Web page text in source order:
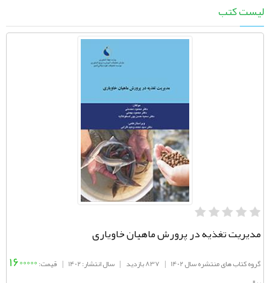
لیست کتب
مدیریت تغذیه در پرورش ماهیان خاویاری
گروه کتاب های منتشره سال 1402 | 837 بازدید | سال انتشار: 1402 | قیمت:1600000